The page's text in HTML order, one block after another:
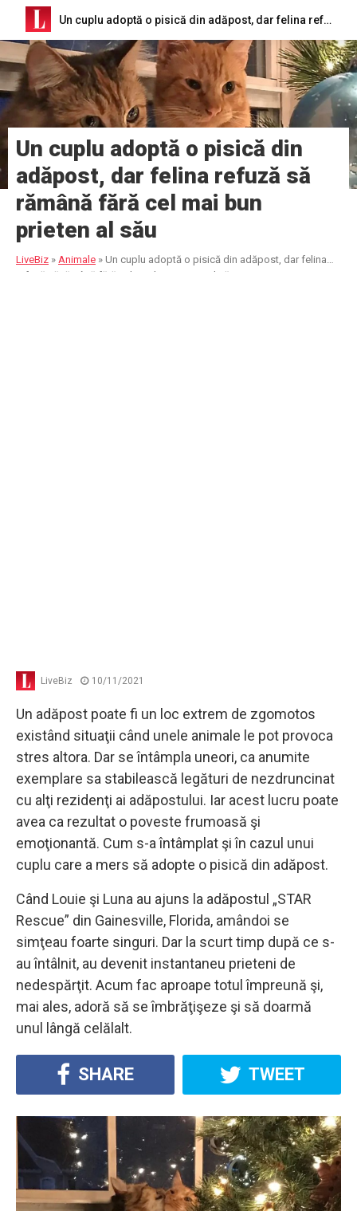
Un cuplu adoptă o pisică din adăpost, dar felina refuză să rămână fără cel mai bun prieten al său
Un cuplu adoptă o pisică din
adăpost, dar felina refuză să
rămână fără cel mai bun
prieten al său
LiveBiz » Animale » Un cuplu adoptă o pisică din adăpost, dar felina
refuză să rămână fără cel mai bun prieten al său
LiveBiz 10/11/2021
Un adăpost poate fi un loc extrem de zgomotos
existând situaţii când unele animale le pot provoca
stres altora. Dar se întâmpla uneori, ca anumite
exemplare sa stabilească legături de nezdruncinat
cu alţi rezidenţi ai adăpostului. Iar acest lucru poate
avea ca rezultat o poveste frumoasă şi
emoţionantă. Cum s-a întâmplat şi în cazul unui
cuplu care a mers să adopte o pisică din adăpost.
Când Louie şi Luna au ajuns la adăpostul „STAR
Rescue” din Gainesville, Florida, amândoi se
simţeau foarte singuri. Dar la scurt timp după ce s-
au întâlnit, au devenit instantaneu prieteni de
nedespărţit. Acum fac aproape totul împreună şi,
mai ales, adoră să se îmbrăţişeze şi să doarmă
unul lângă celălalt.
SHARE TWEET